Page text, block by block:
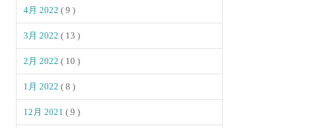
4月 2022( 9 )
3月 2022( 13 )
2月 2022( 10 )
1月 2022( 8 )
12月 2021( 9 )